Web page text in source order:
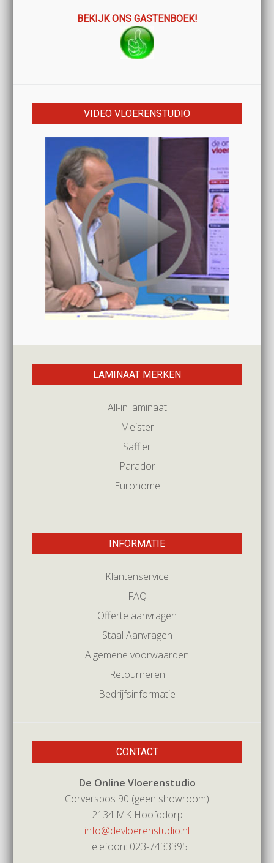
BEKIJK ONS GASTENBOEK!
VIDEO VLOERENSTUDIO
LAMINAAT MERKEN
All-in laminaat
Meister
Saffier
Parador
Eurohome
INFORMATIE
Klantenservice
FAQ
Offerte aanvragen
Staal Aanvragen
Algemene voorwaarden
Retourneren
Bedrijfsinformatie
CONTACT
De Online Vloerenstudio
Corversbos 90 (geen showroom)
2134 MK Hoofddorp
info@devloerenstudio.nl
Telefoon: 023-7433395